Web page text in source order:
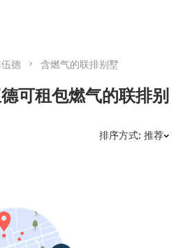
德 含燃气的联排别墅
可租包燃气的联排别
排序方式: 推荐